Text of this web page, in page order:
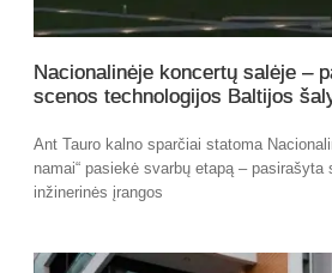
Nacionalinėje koncertų salėje –
scenos technologijos Baltijos
Ant Tauro kalno sparčiai statoma
namai“ pasiekė svarbų etapą – pasirašyta
inžinerinės įrangos